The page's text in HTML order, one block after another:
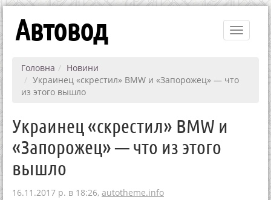
Toggle
Автовод
Головна
Новини
Украинец «скрестил» BMW и «Запорожец» — что
из этого вышло
Украинец «скрестил» BMW и
«Запорожец» — что из этого
вышло
16.11.2017 р. в 18:26, autotheme.info